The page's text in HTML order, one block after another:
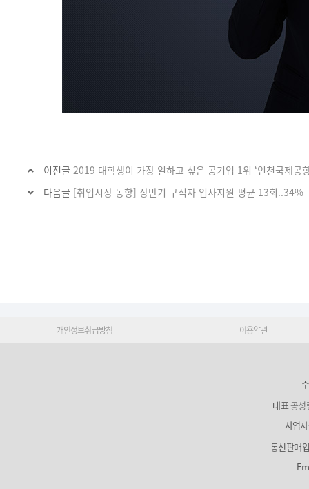
이전글 2019 대학생이 가장 일하고 싶은 공기업 1위 ‘인천국제공
다음글 [취업시장 동향] 상반기 구직자 입사지원 평균 13회..34%
개인정보취급방침 이용약관
대표공성
사업
통신판매업